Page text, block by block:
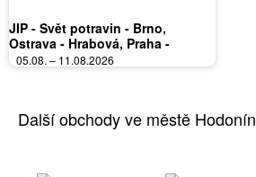
JIP - Svět potravin - Brno,
Ostrava - Hrabová, Praha -
Bořanovice, Jilemnice, Karlovy
Vary, Olomouc, Pardubice, Zlín,
05.08. – 11.08.2026
Další obchody ve městě Hodonín